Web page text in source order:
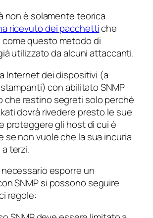
non è solamente teorica
ricevuto dei pacchettiche
questo metodo di
utilizzato da alcuni attaccanti.
Internet dei dispositivi (a
con abilitato SNMP
che restino segreti solo perché
dovrà rivedere presto le sue
proteggere gli host di cui è
se non vuole che la sua incuria
terzi.
esporre un
SNMP si possono seguire
regole: